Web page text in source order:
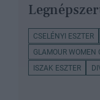
CSELÉNYI ESZTER
GLAMOUR WOMEN
ISZAK ESZTER